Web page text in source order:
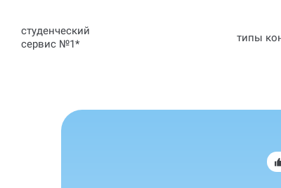
студенческий
сервис №1* типы